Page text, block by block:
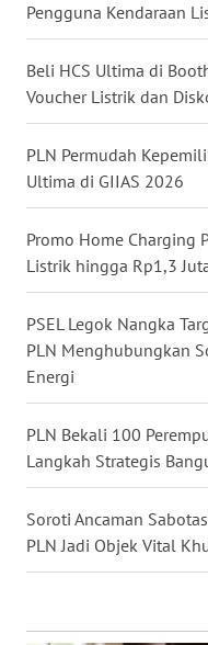
Pengguna Kendaraan
Beli HCS Ultima di
Voucher Listrik dan
PLN Permudah
Ultima di GIIAS 2026
Promo Home Charging
Listrik hingga Rp1,3
PSEL Legok Nangka
PLN Menghubungkan
Energi
PLN Bekali 100
Langkah Strategis
Soroti Ancaman
PLN Jadi Objek Vital
WN
WN
KALTARA
WN
KALSEL
WN
KALTIM
SULSEL
WN
GORONTALO
WN